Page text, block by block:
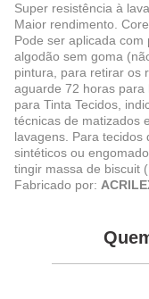
Super resistência à
Maior rendimento.
Pode ser aplicada
algodão sem goma
pintura, para retirar os
aguarde 72 horas para
para Tinta Tecidos,
técnicas de matizados
lavagens. Para tecidos
sintéticos ou
tingir massa de biscuit
Fabricado por: